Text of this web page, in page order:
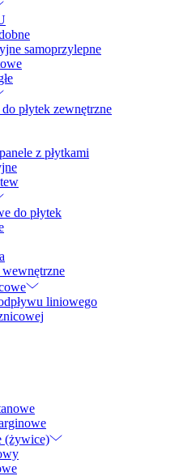
samoprzylepne
płytek zewnętrzne
z płytkami
do płytek
liniowego
(żywice)